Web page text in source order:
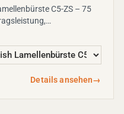
C5-ZS – 75
Details ansehen→